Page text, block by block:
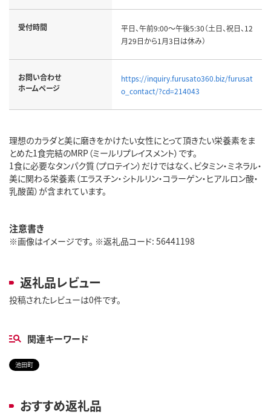
受付時間
平日、午前9:00～午後5:30（土日、祝日、12
月29日から1月3日は休み）
お問い合わせ
ホームページ
https://inquiry.furusato360.biz/furusat
o_contact/?cd=214043
理想のカラダと美に磨きをかけたい女性にとって頂きたい栄養素をま
とめた1食完結のMRP（ミールリプレイスメント）です。
1食に必要なタンパク質（プロテイン）だけではなく、ビタミン・ミネラル・
美に関わる栄養素（エラスチン・シトルリン・コラーゲン・ヒアルロン酸・
乳酸菌）が含まれています。
注意書き
※画像はイメージです。 ※返礼品コード: 56441198
返礼品レビュー
投稿されたレビューは0件です。
関連キーワード
池田町
おすすめ返礼品